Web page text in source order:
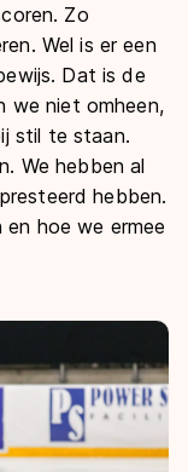
Zo
Wel is er een
Dat is de
we niet omheen,
stil te staan.
We hebben al
hebben.
hoe we ermee